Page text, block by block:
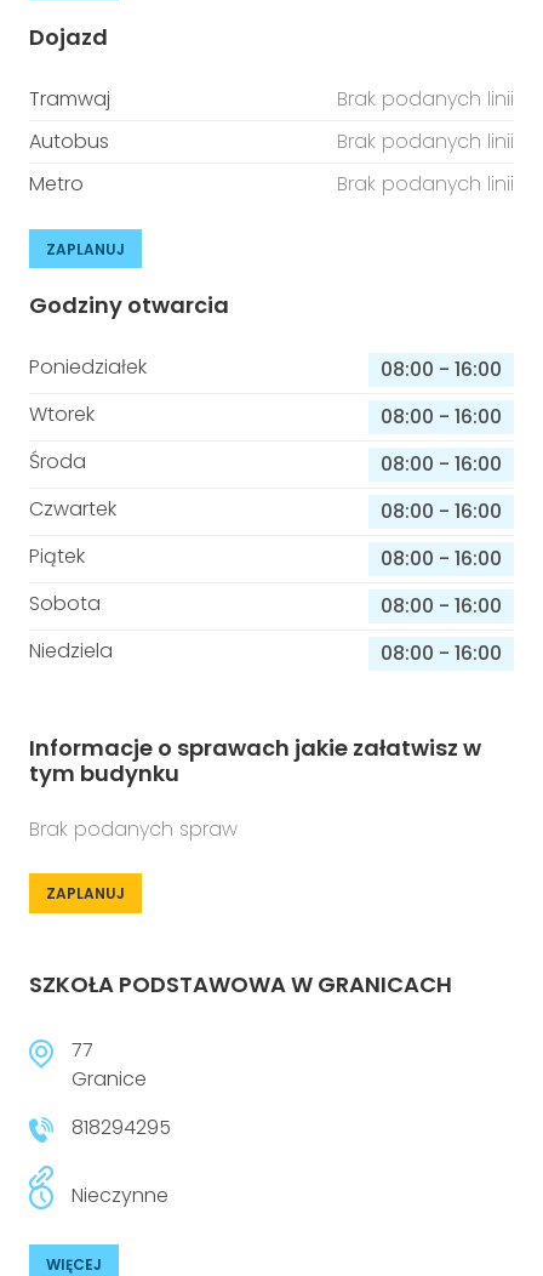
Dojazd
Tramwaj
Brak podanych linii
Autobus
Brak podanych linii
Metro
Brak podanych linii
ZAPLANUJ
Godziny otwarcia
Poniedziałek 08:00 - 16:00
Wtorek
08:00 - 16:00
Środa
08:00 - 16:00
Czwartek
08:00 - 16:00
Piątek
08:00 - 16:00
Sobota
08:00 - 16:00
Niedziela
08:00 - 16:00
Informacje o sprawach jakie załatwisz w
tym budynku
Brak podanych spraw
ZAPLANUJ
SZKOŁA PODSTAWOWA W GRANICACH
77
Granice
818294295
Nieczynne
WIĘCEJ